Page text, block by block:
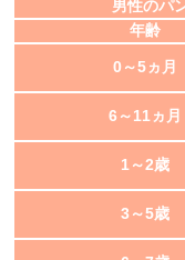
男性のパ
年齢
0～5ヵ月
6～11ヵ月
1～2歳
3～5歳